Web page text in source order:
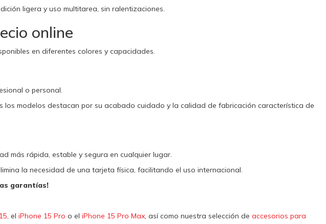
ligera y uso multitarea, sin ralentizaciones.
online
en diferentes colores y capacidades.
o personal.
los modelos destacan por su acabado cuidado y la calidad de fabricación característica de
más rápida, estable y segura en cualquier lugar.
la necesidad de una tarjeta física, facilitando el uso internacional.
garantías!
, el iPhone 15 Pro o el iPhone 15 Pro Max, así como nuestra selección de accesorios para